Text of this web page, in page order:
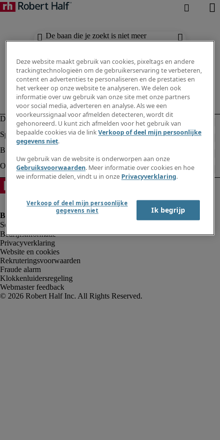
De baan die je zoekt is niet meer
beschikbaar. Zie vergelijkbare resultaten
Bedrijfsinformatie
Privacyverklaring
Website en cookies
Rekruteringsvoorwaarden
Fraude alarm
Klokkenluidersregeling
Webmaster feedback
Deze website maakt gebruik van cookies, pixeltags en andere
trackingtechnologieën om de gebruikerservaring te verbeteren,
content en advertenties te personaliseren en de prestaties en
het verkeer op onze website te analyseren. We delen ook
informatie over uw gebruik van onze site met onze partners
voor social media, adverteren en analyse. Als we een
voorkeurssignaal voor afmelden detecteren, wordt dit
gehonoreerd. U kunt zich afmelden voor het gebruik van
bepaalde cookies via de linkVerkoop of deel mijn persoonlijke
gegevens niet.
Uw gebruik van de website is onderworpen aan onze
Gebruiksvoorwaarden. Meer informatie over cookies en hoe
we informatie delen, vindt u in onze Privacyverklaring.
Verkoop of deel mijn persoonlijke
gegevens niet
Ik begrijp